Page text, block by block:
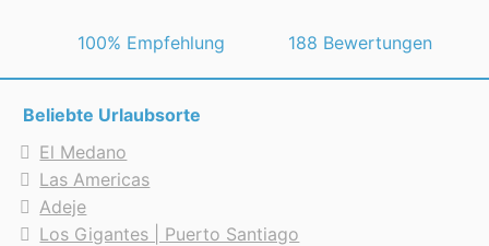
100% Empfehlung 188 Bewertungen
Beliebte Urlaubsorte
El Medano
Las Americas
Adeje
Los Gigantes | Puerto Santiago